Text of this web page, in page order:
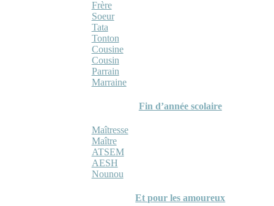
Frère
Soeur
Tata
Tonton
Cousine
Cousin
Parrain
Marraine
Fin d’année scolaire
Maîtresse
Maître
ATSEM
AESH
Nounou
Et pour les amoureux